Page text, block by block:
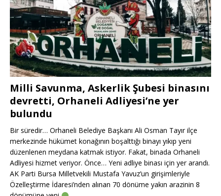
Milli Savunma, Askerlik Şubesi binasını
devretti, Orhaneli Adliyesi’ne yer
bulundu
Bir süredir… Orhaneli Belediye Başkanı Ali Osman Tayır ilçe
merkezinde hükümet konağının boşalttığı binayı yıkıp yeni
düzenlenen meydana katmak istiyor. Fakat, binada Orhaneli
Adliyesi hizmet veriyor. Önce… Yeni adliye binası için yer arandı.
AK Parti Bursa Milletvekili Mustafa Yavuz’un girişimleriyle
Özelleştirme İdaresi’nden alınan 70 dönüme yakın arazinin 8